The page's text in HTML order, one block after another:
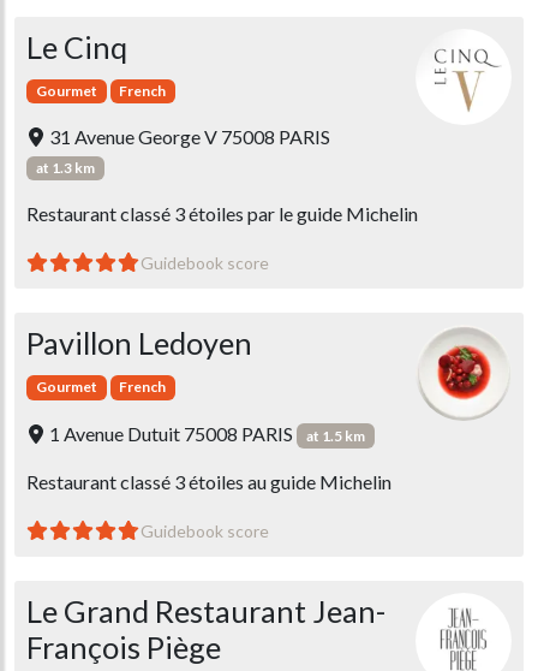
Le Cinq
Gourmet French
31 Avenue George V 75008 PARIS
at 1.3 km
Restaurant classé 3 étoiles par le guide Michelin
Guidebook score
Pavillon Ledoyen
Gourmet French
1 Avenue Dutuit 75008 PARIS at 1.5 km
Restaurant classé 3 étoiles au guide Michelin
Guidebook score
Le Grand Restaurant Jean-
François Piège